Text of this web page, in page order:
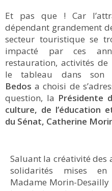
Et pas que ! Car
dépendant grandement
secteur touristique se
impacté par ces
restauration, activités
le tableau dans son
Bedos a choisi de
question, la Présidente
culture, de l’éducation
du Sénat, Catherine
Saluant la créativité des
solidarités mises en
Madame Morin-